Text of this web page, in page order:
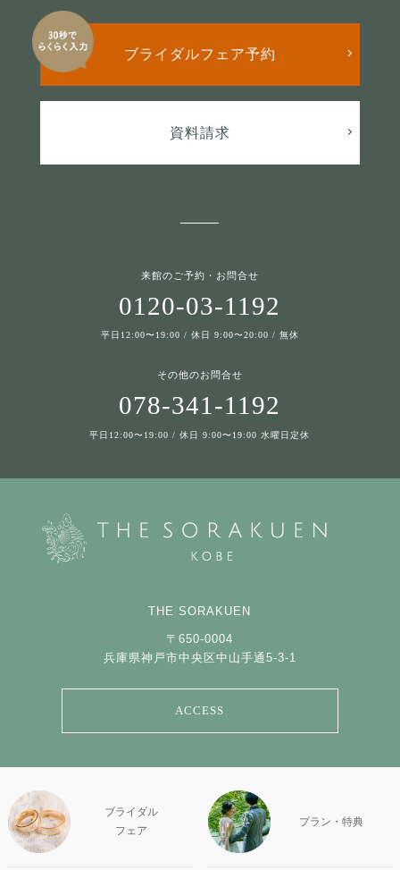
ブライダルフェア予約
資料請求
来館のご予約・お問合せ
0120-03-1192
平日12:00〜19:00 / 休日 9:00〜20:00 / 無休
その他のお問合せ
078-341-1192
平日12:00〜19:00 / 休日 9:00〜19:00 水曜日定休
THE SORAKUEN
〒650-0004
兵庫県神戸市中央区中山手通5-3-1
ACCESS
ブライダル
フェア
プラン・特典